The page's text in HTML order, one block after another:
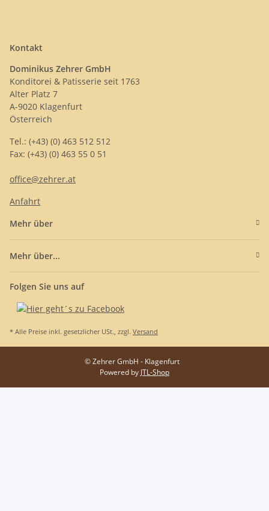
Kontakt
Dominikus Zehrer GmbH
Konditorei & Patisserie seit 1763
Alter Platz 7
A-9020 Klagenfurt
Österreich
Tel.: (+43) (0) 463 512 512
Fax: (+43) (0) 463 55 0 51
office@zehrer.at
Anfahrt
Mehr über
Mehr über...
Folgen Sie uns auf
* Alle Preise inkl. gesetzlicher USt., zzgl. Versand
© Zehrer GmbH - Klagenfurt
Powered by JTL-Shop